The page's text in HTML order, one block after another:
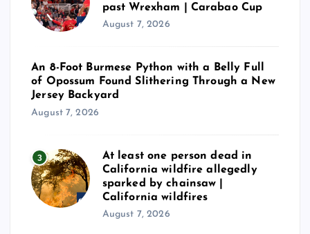
past Wrexham | Carabao Cup
August 7, 2026
An 8-Foot Burmese Python with a Belly Full
of Opossum Found Slithering Through a New
Jersey Backyard
August 7, 2026
3
At least one person dead in
California wildfire allegedly
sparked by chainsaw |
California wildfires
August 7, 2026